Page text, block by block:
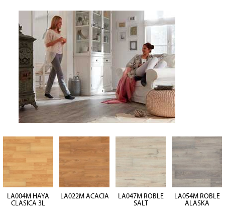
LA004M HAYA
CLASICA 3L
LA022M ACACIA
LA047M ROBLE
SALT
LA054M ROBLE
ALASKA